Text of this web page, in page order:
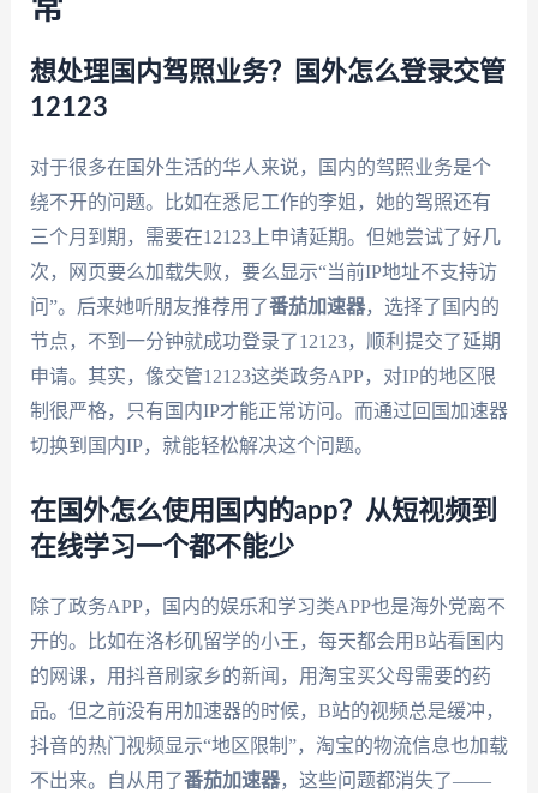
常
想处理国内驾照业务？国外怎么登录交管
12123
对于很多在国外生活的华人来说，国内的驾照业务是个
绕不开的问题。比如在悉尼工作的李姐，她的驾照还有
三个月到期，需要在12123上申请延期。但她尝试了好几
次，网页要么加载失败，要么显示“当前IP地址不支持访
问”。后来她听朋友推荐用了番茄加速器，选择了国内的
节点，不到一分钟就成功登录了12123，顺利提交了延期
申请。其实，像交管12123这类政务APP，对IP的地区限
制很严格，只有国内IP才能正常访问。而通过回国加速器
切换到国内IP，就能轻松解决这个问题。
在国外怎么使用国内的app？从短视频到
在线学习一个都不能少
除了政务APP，国内的娱乐和学习类APP也是海外党离不
开的。比如在洛杉矶留学的小王，每天都会用B站看国内
的网课，用抖音刷家乡的新闻，用淘宝买父母需要的药
品。但之前没有用加速器的时候，B站的视频总是缓冲，
抖音的热门视频显示“地区限制”，淘宝的物流信息也加载
不出来。自从用了番茄加速器，这些问题都消失了——